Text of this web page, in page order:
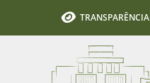
TRANSPARÊNCIA